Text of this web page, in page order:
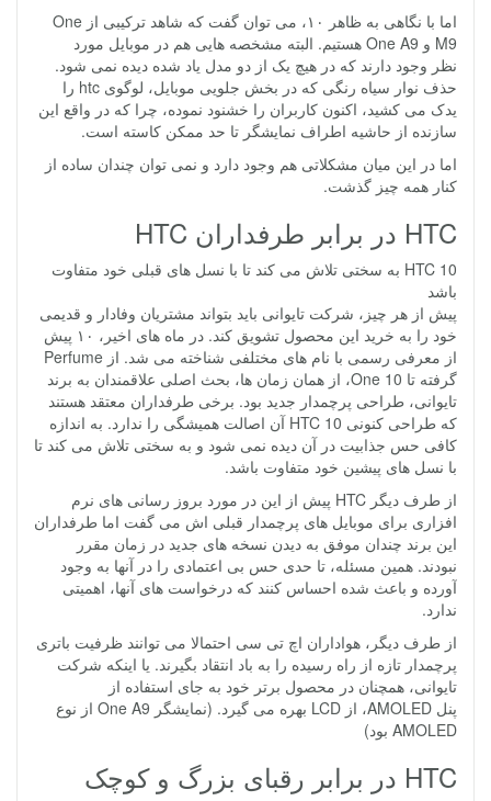
اما با نگاهی به ظاهر ۱۰، می توان گفت که شاهد ترکیبی از One
M9 و One A9 هستیم. البته مشخصه هایی هم در موبایل مورد
نظر وجود دارند که در هیچ یک از دو مدل یاد شده دیده نمی شود.
حذف نوار سیاه رنگی که در بخش جلویی موبایل، لوگوی htc را
یدک می کشید، اکنون کاربران را خشنود نموده، چرا که در واقع این
سازنده از حاشیه اطراف نمایشگر تا حد ممکن کاسته است.
اما در این میان مشکلاتی هم وجود دارد و نمی توان چندان ساده از
کنار همه چیز گذشت.
HTC در برابر طرفداران HTC
HTC 10 به سختی تلاش می کند تا با نسل های قبلی خود متفاوت
باشد
پیش از هر چیز، شرکت تایوانی باید بتواند مشتریان وفادار و قدیمی
خود را به خرید این محصول تشویق کند. در ماه های اخیر، ۱۰ پیش
از معرفی رسمی با نام های مختلفی شناخته می شد. از Perfume
گرفته تا One 10، از همان زمان ها، بحث اصلی علاقمندان به برند
تایوانی، طراحی پرچمدار جدید بود. برخی طرفداران معتقد هستند
که طراحی کنونی HTC 10 آن اصالت همیشگی را ندارد. به اندازه
کافی حس جذابیت در آن دیده نمی شود و به سختی تلاش می کند تا
با نسل های پیشین خود متفاوت باشد.
از طرف دیگر HTC پیش از این در مورد بروز رسانی های نرم
افزاری برای موبایل های پرچمدار قبلی اش می گفت اما طرفداران
این برند چندان موفق به دیدن نسخه های جدید در زمان مقرر
نبودند. همین مسئله، تا حدی حس بی اعتمادی را در آنها به وجود
آورده و باعث شده احساس کنند که درخواست های آنها، اهمیتی
ندارد.
از طرف دیگر، هواداران اچ تی سی احتمالا می توانند ظرفیت باتری
پرچمدار تازه از راه رسیده را به باد انتقاد بگیرند. یا اینکه شرکت
تایوانی، همچنان در محصول برتر خود به جای استفاده از
پنل AMOLED، از LCD بهره می گیرد. (نمایشگر One A9 از نوع
AMOLED بود)
HTC در برابر رقبای بزرگ و کوچک